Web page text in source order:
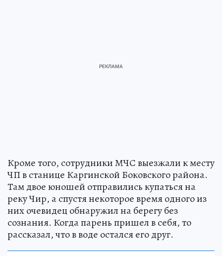
Кроме того, сотрудники МЧС выезжали к месту
ЧП в станице Каргинской Боковского района.
Там двое юношей отправились купаться на
реку Чир, а спустя некоторое время одного из
них очевидец обнаружил на берегу без
сознания. Когда парень пришел в себя, то
рассказал, что в воде остался его друг.